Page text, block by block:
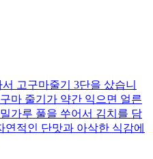
고구마줄기 3단을 샀습니
마 줄기가 약간 익으면 얼른
가루 풀을 쑤어서 김치를 담
적인 단맛과 아삭한 식감에